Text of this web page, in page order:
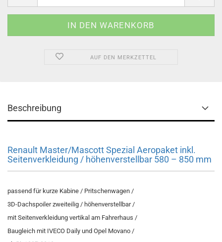
AUF DEN MERKZETTEL
Beschreibung
Renault Master/Mascott Spezial Aeropaket inkl.
Seitenverkleidung / höhenverstellbar 580 – 850 mm
passend für kurze Kabine / Pritschenwagen /
3D-Dachspoiler zweiteilig / höhenverstellbar /
mit Seitenverkleidung vertikal am Fahrerhaus /
Baugleich mit IVECO Daily und Opel Movano /